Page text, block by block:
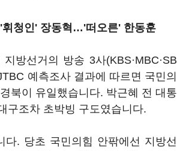
휘청인' 장동혁…'떠오른' 한동훈
방선거의 방송 3사(KBS·MBC·SB
예측조사 결과에 따르면 국민의
북이 유일했습니다. 박근혜 전 대통
구조차 초박빙 구도였습니다.
다. 당초 국민의힘 안팎에선 지방선